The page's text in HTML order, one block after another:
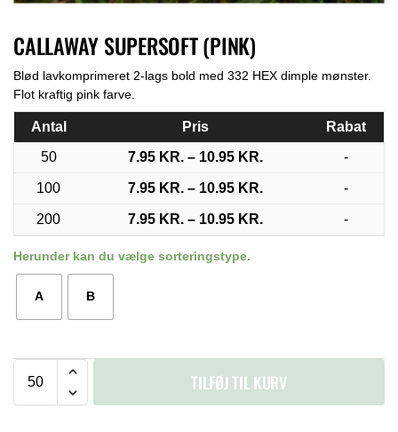
CALLAWAY SUPERSOFT (PINK)
Blød lavkomprimeret 2-lags bold med 332 HEX dimple mønster.
Flot kraftig pink farve.
Antal Pris
Rabat
50
7.95 KR. – 10.95 KR. -
100 7.95 KR. – 10.95 KR. -
200 7.95 KR. – 10.95 KR. -
Herunder kan du vælge sorteringstype.
A B
TILFØJ TIL KURV